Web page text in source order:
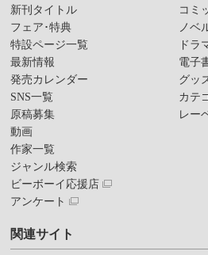
新刊タイトル
フェア･特典
特設ページ一覧
最新情報
発売カレンダー
SNS一覧
原稿募集
動画
作家一覧
ジャンル検索
ビーボーイ応援店
アンケート
コミ
ノベ
ドラ
電子
グッ
カテ
レー
関連サイト